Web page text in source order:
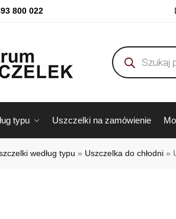
800 022
typu Uszczelki na zamówienie
według typu » Uszczelka do chłodni »